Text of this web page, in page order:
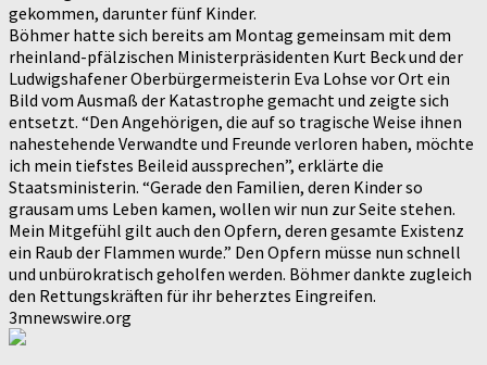
gekommen, darunter fünf Kinder.
Böhmer hatte sich bereits am Montag gemeinsam mit dem
rheinland-pfälzischen Ministerpräsidenten Kurt Beck und der
Ludwigshafener Oberbürgermeisterin Eva Lohse vor Ort ein
Bild vom Ausmaß der Katastrophe gemacht und zeigte sich
entsetzt. “Den Angehörigen, die auf so tragische Weise ihnen
nahestehende Verwandte und Freunde verloren haben, möchte
ich mein tiefstes Beileid aussprechen”, erklärte die
Staatsministerin. “Gerade den Familien, deren Kinder so
grausam ums Leben kamen, wollen wir nun zur Seite stehen.
Mein Mitgefühl gilt auch den Opfern, deren gesamte Existenz
ein Raub der Flammen wurde.” Den Opfern müsse nun schnell
und unbürokratisch geholfen werden. Böhmer dankte zugleich
den Rettungskräften für ihr beherztes Eingreifen.
3mnewswire.org